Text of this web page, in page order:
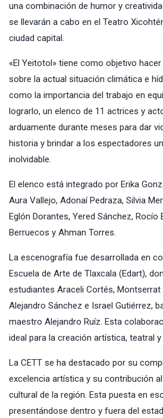
una combinación de humor y
se llevarán a cabo en el Teatro
ciudad capital.
«El Yeitotol» tiene como objetivo
sobre la actual situación climática e
como la importancia del trabajo en
lograrlo, un elenco de 11 actrices y
arduamente durante meses para dar
historia y brindar a los espectadores
inolvidable.
El elenco está integrado por Erika
Aura Vallejo, Adonaí Pedraza, Silvia
Eglón Dorantes, Yered Sánchez, Rocío
Berruecos y Ahman Torres.
La escenografía fue desarrollada en
Escuela de Arte de Tlaxcala (Edart),
estudiantes Araceli Cortés, Montserrat
Alejandro Sánchez e Israel Gutiérrez,
maestro Alejandro Ruíz. Esta
ideal para la creación artística, teatral y
La CETT se ha destacado por su
excelencia artística y su contribución
cultural de la región. Esta puesta en
presentándose dentro y fuera del